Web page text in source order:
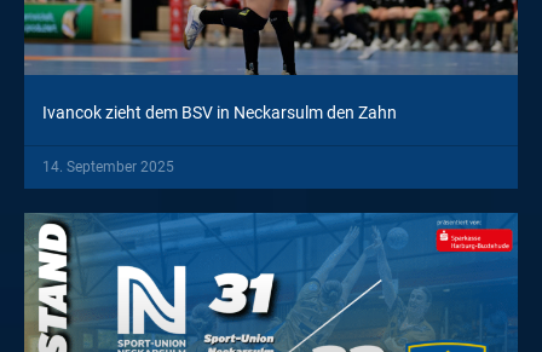
Ivancok zieht dem BSV in Neckarsulm den Zahn
14. September 2025